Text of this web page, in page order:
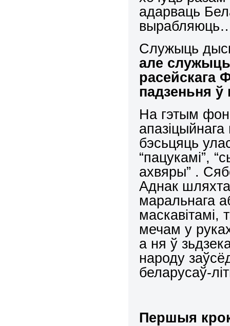
адарваць
Служыць
але
расейскага
падзеньня ў
На гэтым
бэсьцяць
“пацукамі”,
ахвяры” .
Аднак шляхта
маральнага
маскавітамі,
мечам у
а ня ў
народу
беларусаў-
Першыя